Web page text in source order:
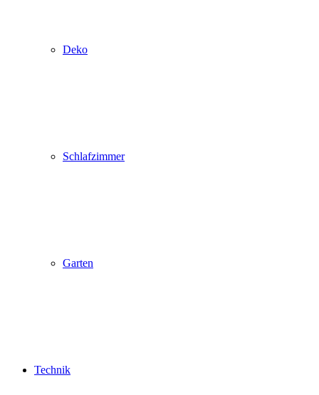
Deko
Schlafzimmer
Garten
Technik